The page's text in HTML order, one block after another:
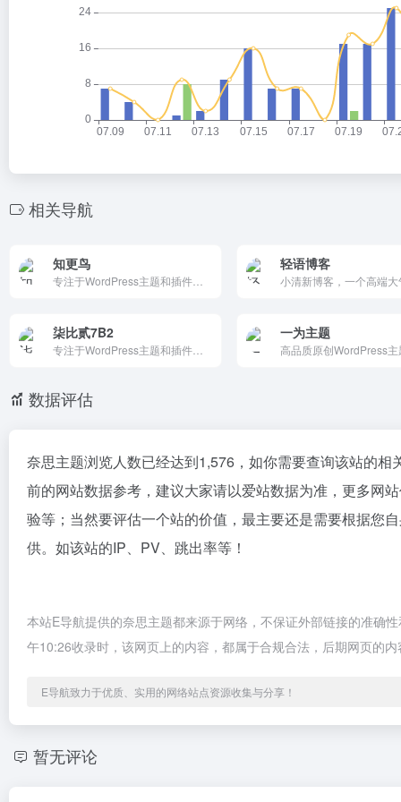
相关导航
知更鸟 轻语博客
柒比贰7B2 一为主题
数据评估
奈思主题浏览人数已经达到1,576，如你需要查询该站的相
前的网站数据参考，建议大家请以爱站数据为准，更多网
验等；当然要评估一个站的价值，最主要还是需要根据您
供。如该站的IP、PV、跳出率等！
本站E导航提供的奈思主题都来源于网络，不保证外部链接的准确
午10:26收录时，该网页上的内容，都属于合规合法，后期网页的
E导航致力于优质、实用的网络站点资源收集与分享！
暂无评论